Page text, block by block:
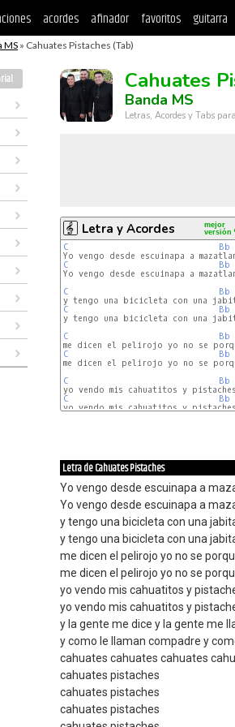
acordes afinador favoritos guitarra
MS » Cahuates Pistaches (Tab)
Cahuates
Banda MS
Letras, Acordes y Tabs
Letra y Acordes
mejor
versión
C Bb
C
Bb
Yo vengo desde escuinapa a
C
Bb
C
Bb
y tengo una bicicleta con una
C
Bb
C
Bb
me dicen el pelirojo yo no se
C
Bb
C
Bb
yo vendo mis cahuatitos y pistaches
Letra de Cahuates Pistaches
Yo vengo desde escuinapa a
Yo vengo desde escuinapa a
y tengo una bicicleta con una
y tengo una bicicleta con una
me dicen el pelirojo yo no se
me dicen el pelirojo yo no se
yo vendo mis cahuatitos y
yo vendo mis cahuatitos y
y la gente me dice y la gente me
y como le llaman compadre y
cahuates cahuates cahuates
cahuates pistaches
cahuates pistaches
cahuates pistaches